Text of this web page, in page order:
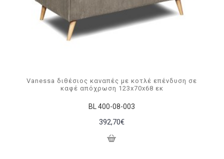
BL 400-08-003
Vanessa διθέσιος καναπές με κοτλέ επένδυση σε
καφέ απόχρωση 123x70x68 εκ
392,70€